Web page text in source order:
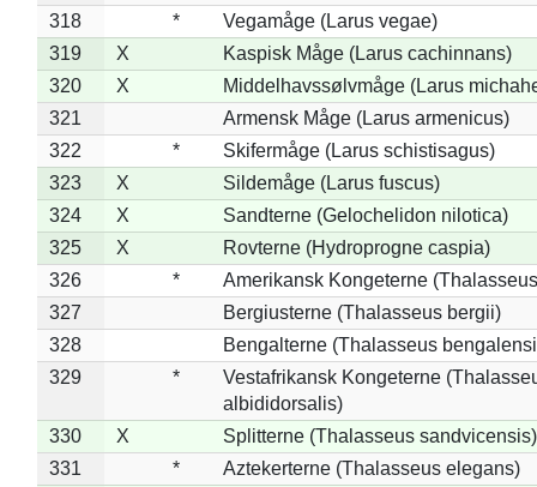
318
*
Vegamåge (Larus vegae)
319
X
Kaspisk Måge (Larus cachinnans)
320
X
Middelhavssølvmåge (Larus
321
Armensk Måge (Larus armenicus)
322
*
Skifermåge (Larus schistisagus)
323
X
Sildemåge (Larus fuscus)
324
X
Sandterne (Gelochelidon nilotica)
325
X
Rovterne (Hydroprogne caspia)
326
*
Amerikansk Kongeterne
327
Bergiusterne (Thalasseus bergii)
328
Bengalterne (Thalasseus
329
*
Vestafrikansk Kongeterne
albididorsalis)
330
X
Splitterne (Thalasseus sandvicensis)
331
*
Aztekerterne (Thalasseus elegans)